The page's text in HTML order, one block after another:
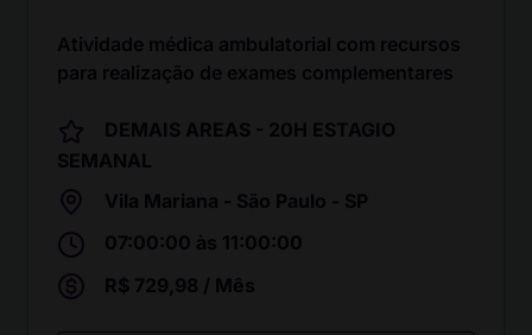
Atividade médica ambulatorial com recursos
para realização de exames complementares
DEMAIS AREAS - 20H ESTAGIO
SEMANAL
Vila Mariana - São Paulo - SP
07:00:00 às 11:00:00
R$ 729,98 / Mês